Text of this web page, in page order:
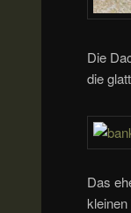
Die
die
Das